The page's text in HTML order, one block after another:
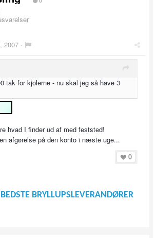
2007 ·
tak for kjolerne - nu skal jeg så have 3
hvad I finder ud af med feststed!
afgørelse på den konto i næste uge...
0
BRYLLUPSLEVERANDØRER